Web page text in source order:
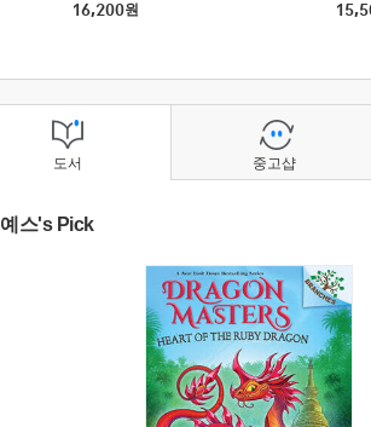
16,200원
도서
예스's Pick
중고샵